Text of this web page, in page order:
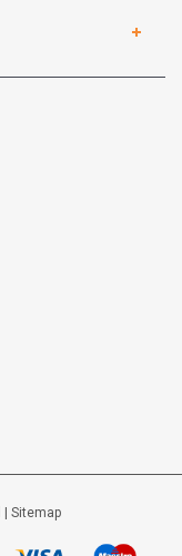
Sitemap